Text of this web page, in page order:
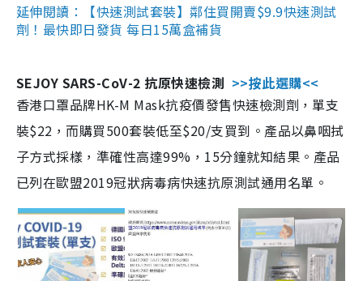
延伸閱讀：【快速測試套裝】鄰住買開賣$9.9快速測試
劑！最快即日發貨 每日15萬盒補貨
SEJOY SARS-CoV-2 抗原快速檢測 >>按此選購<<
香港口罩品牌HK-M Mask抗疫價發售快速檢測劑，單支
裝$22，而購買500套裝低至$20/支買到。產品以鼻咽拭
子方式採樣，準確性高達99%，15分鐘就知結果。產品
已列在歐盟2019冠狀病毒病快速抗原測試通用名單。